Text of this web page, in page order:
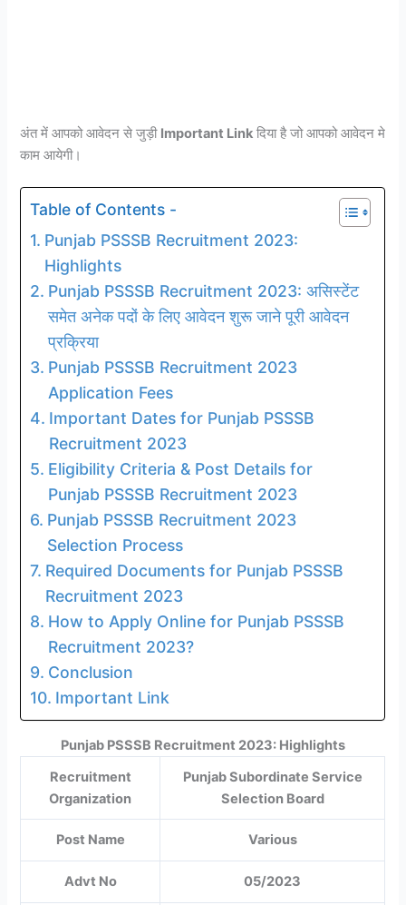
अंत में आपको आवेदन से जुड़ी Important Link दिया है जो आपको आवेदन मे
काम आयेगी।
Table of Contents -
Punjab PSSSB Recruitment 2023:
Highlights
Punjab PSSSB Recruitment 2023: असिस्टेंट
समेत अनेक पदों के लिए आवेदन शुरू जाने पूरी आवेदन
प्रक्रिया
Punjab PSSSB Recruitment 2023
Application Fees
Important Dates for Punjab PSSSB
Recruitment 2023
Eligibility Criteria & Post Details for
Punjab PSSSB Recruitment 2023
Punjab PSSSB Recruitment 2023
Selection Process
Required Documents for Punjab PSSSB
Recruitment 2023
How to Apply Online for Punjab PSSSB
Recruitment 2023?
Conclusion
Important Link
Punjab PSSSB Recruitment 2023: Highlights
Recruitment
Organization
Punjab Subordinate Service
Selection Board
Post Name Various
Advt No 05/2023